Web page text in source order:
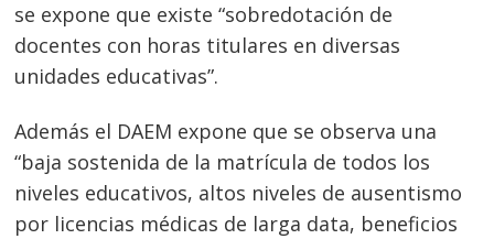
se expone que existe “sobredotación de
docentes con horas titulares en diversas
unidades educativas”.
Además el DAEM expone que se observa una
“baja sostenida de la matrícula de todos los
niveles educativos, altos niveles de ausentismo
por licencias médicas de larga data, beneficios